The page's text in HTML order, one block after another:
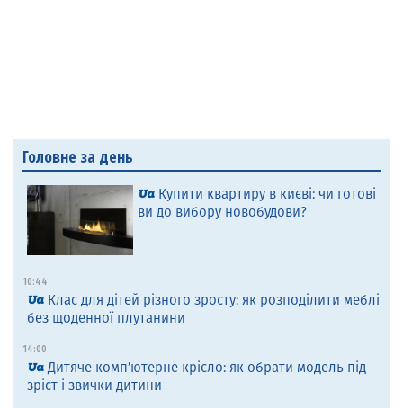
Головне за день
Купити квартиру в києві: чи готові
ви до вибору новобудови?
10:44
Клас для дітей різного зросту: як розподілити меблі
без щоденної плутанини
14:00
Дитяче комп’ютерне крісло: як обрати модель під
зріст і звички дитини